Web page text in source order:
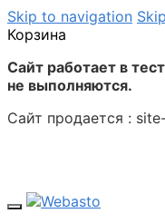
Skip to navigation
Корзина
Сайт работает в
не выполняются.
Сайт продается :